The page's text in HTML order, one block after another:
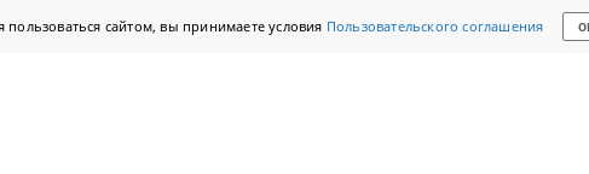
сайтом, вы принимаете условия Пользовательского соглашения